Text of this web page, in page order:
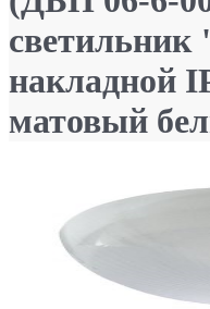
накладной
матовый